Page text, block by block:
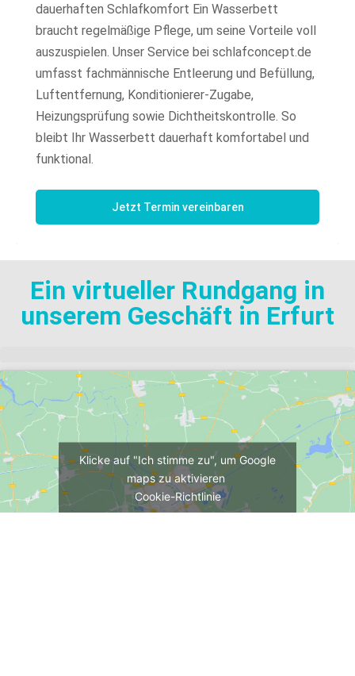
dauerhaften Schlafkomfort Ein Wasserbett
braucht regelmäßige Pflege, um seine Vorteile voll
auszuspielen. Unser Service bei schlafconcept.de
umfasst fachmännische Entleerung und Befüllung,
Luftentfernung, Konditionierer-Zugabe,
Heizungsprüfung sowie Dichtheitskontrolle. So
bleibt Ihr Wasserbett dauerhaft komfortabel und
funktional.
Jetzt Termin vereinbaren
Ein virtueller Rundgang in
unserem Geschäft in Erfurt
Klicke auf "Ich stimme zu", um Google
maps zu aktivieren
Cookie-Richtlinie